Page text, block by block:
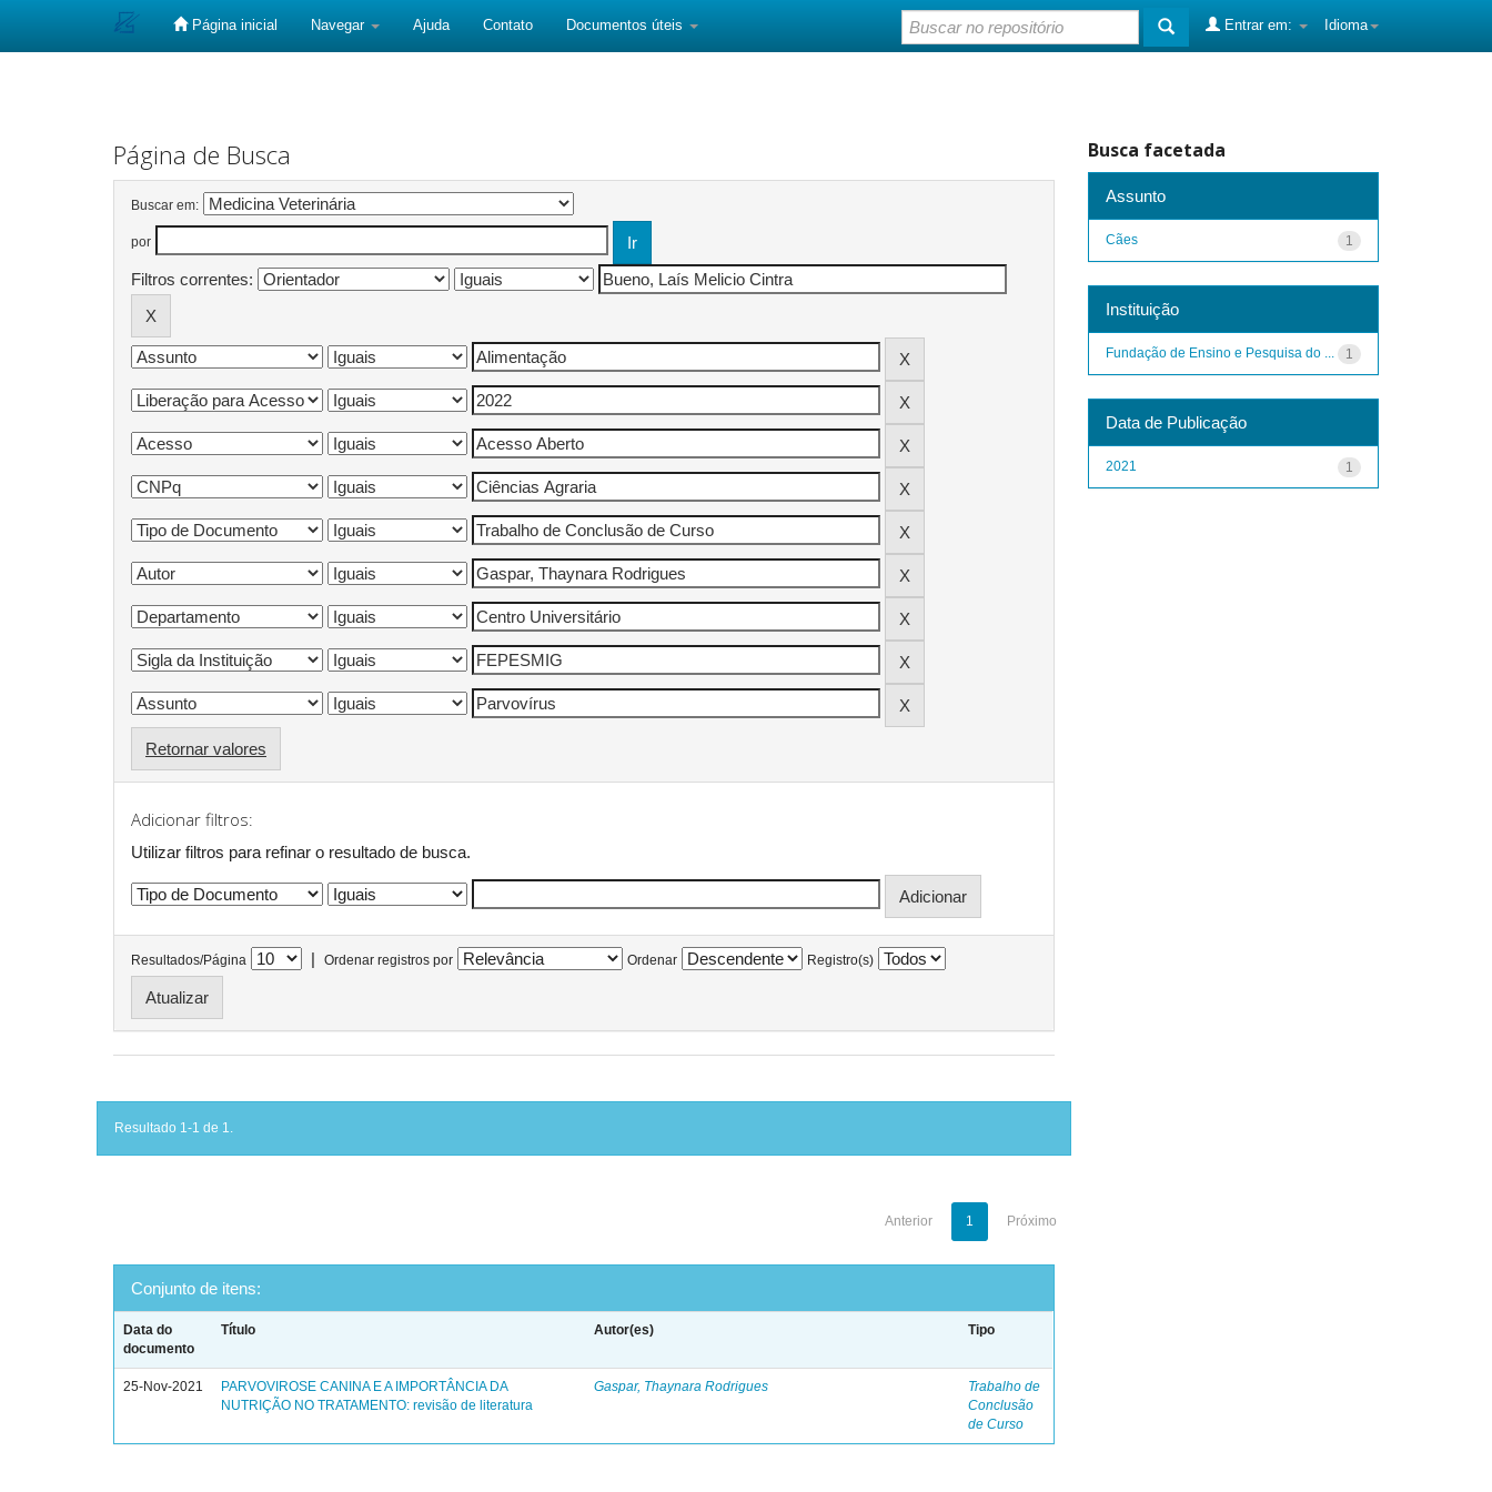
Página inicial Navegar Ajuda Contato Documentos úteis Idioma
Entrar em:
Página de Busca
Buscar em:
por
Filtros correntes:
Retornar valores
Adicionar filtros:
Utilizar filtros para refinar o resultado de busca.
Resultados/Página | Ordenar registros por Ordenar Registro(s)
Resultado 1-1 de 1.
Anterior 1 Próximo
Conjunto de itens:
Data do
documento
Título Autor(es) Tipo
25-Nov-2021
PARVOVIROSE CANINA E A IMPORTÂNCIA DA
NUTRIÇÃO NO TRATAMENTO: revisão de literatura
Gaspar, Thaynara Rodrigues
Trabalho de
Conclusão
de Curso
Busca facetada
Assunto
1
Cães
Instituição
1
Fundação de Ensino e Pesquisa do ...
Data de Publicação
1
2021